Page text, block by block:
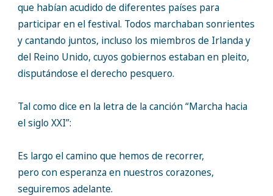
que habían acudido de diferentes países para
participar en el festival. Todos marchaban sonrientes
y cantando juntos, incluso los miembros de Irlanda y
del Reino Unido, cuyos gobiernos estaban en pleito,
disputándose el derecho pesquero.
Tal como dice en la letra de la canción “Marcha hacia
el siglo XXI”:
Es largo el camino que hemos de recorrer,
pero con esperanza en nuestros corazones,
seguiremos adelante.